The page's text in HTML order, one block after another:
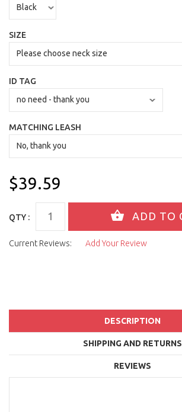
SIZE
ID TAG
MATCHING LEASH
$39.59
QTY :
Current Reviews: Add Your Review
DESCRIPTION
SHIPPING AND RETURNS
REVIEWS